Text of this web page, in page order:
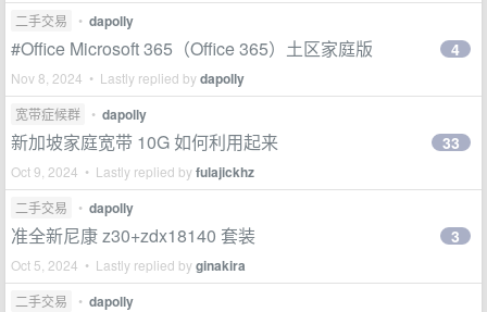
二手交易 • dapolly
#Office Microsoft 365（Office 365）土区家庭版
Nov 8, 2024 • Lastly replied bydapolly
4
宽带症候群 • dapolly
新加坡家庭宽带 10G 如何利用起来
Oct 9, 2024 • Lastly replied byfulajickhz
33
二手交易 • dapolly
准全新尼康 z30+zdx18140 套装
Oct 5, 2024 • Lastly replied byginakira
3
二手交易 • dapolly